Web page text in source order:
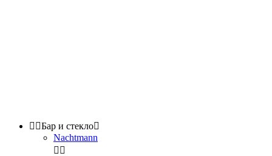
 Бар и стекло
Nachtmann
 